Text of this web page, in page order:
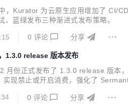
，Kurator 为云原生应用增加了 CI/
、蓝绿发布三种渐进式发布策略。
0 评论 分享
1.3.0 release 版本发布
月份正式发布了 1.3.0 release 版本
实现禁止或开启消费，强化了
0 评论 分享